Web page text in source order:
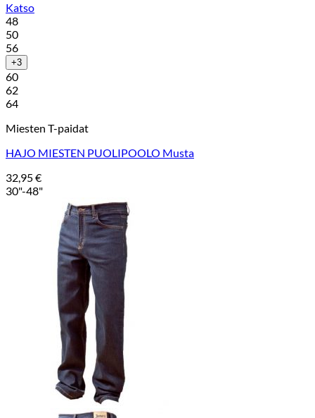
Katso
48
50
56
+3
60
62
64
Miesten T-paidat
HAJO MIESTEN PUOLIPOOLO Musta
32,95€
30"-48"